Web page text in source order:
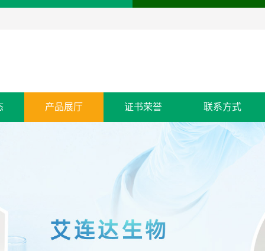
产品展厅 证书荣誉 联系方式